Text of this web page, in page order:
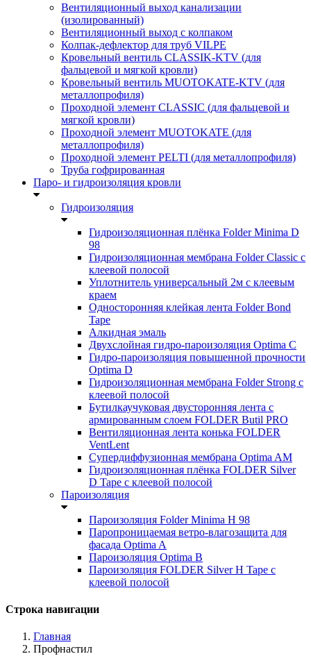
Вентиляционный выход канализации
(изолированный)
Вентиляционный выход с колпаком
Колпак-дефлектор для труб VILPE
Кровельный вентиль CLASSIK-KTV (для
фальцевой и мягкой кровли)
Кровельный вентиль MUOTOKATE-KTV (для
металлопрофиля)
Проходной элемент CLASSIC (для фальцевой и
мягкой кровли)
Проходной элемент MUOTOKATE (для
металлопрофиля)
Проходной элемент PELTI (для металлопрофиля)
Труба гофрированная
Паро- и гидроизоляция кровли
Гидроизоляция
Гидроизоляционная плёнка Folder Minima D
98
Гидроизоляционная мембрана Folder Classic с
клеевой полосой
Уплотнитель универсальный 2м с клеевым
краем
Односторонняя клейкая лента Folder Bond
Tape
Алкидная эмаль
Двухслойная гидро-пароизоляция Optima C
Гидро-пароизоляция повышенной прочности
Optima D
Гидроизоляционная мембрана Folder Strong с
клеевой полосой
Бутилкаучуковая двусторонняя лента с
армированным слоем FOLDER Butil PRO
Вентиляционная лента конька FOLDER
VentLent
Супердиффузионная мембрана Optima AM
Гидроизоляционная плёнка FOLDER Silver
D Tape с клеевой полосой
Пароизоляция
Пароизоляция Folder Minima H 98
Паропроницаемая ветро-влагозащита для
фасада Optima A
Пароизоляция Optima B
Пароизоляция FOLDER Silver H Tape с
клеевой полосой
Строка навигации
Главная
Профнастил